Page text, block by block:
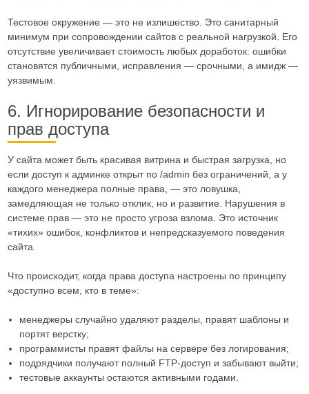
Тестовое окружение — это не излишество. Это санитарный
минимум при сопровождении сайтов с реальной нагрузкой. Его
отсутствие увеличивает стоимость любых доработок: ошибки
становятся публичными, исправления — срочными, а имидж —
уязвимым.
6. Игнорирование безопасности и
прав доступа
У сайта может быть красивая витрина и быстрая загрузка, но
если доступ к админке открыт по /admin без ограничений, а у
каждого менеджера полные права, — это ловушка,
замедляющая не только отклик, но и развитие. Нарушения в
системе прав — это не просто угроза взлома. Это источник
«тихих» ошибок, конфликтов и непредсказуемого поведения
сайта.
Что происходит, когда права доступа настроены по принципу
«доступно всем, кто в теме»:
менеджеры случайно удаляют разделы, правят шаблоны и
портят верстку;
программисты правят файлы на сервере без логирования;
подрядчики получают полный FTP-доступ и забывают выйти;
тестовые аккаунты остаются активными годами.